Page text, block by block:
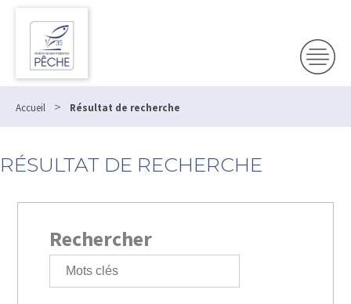
Accueil > Résultat de recherche
RÉSULTAT DE RECHERCHE
Rechercher